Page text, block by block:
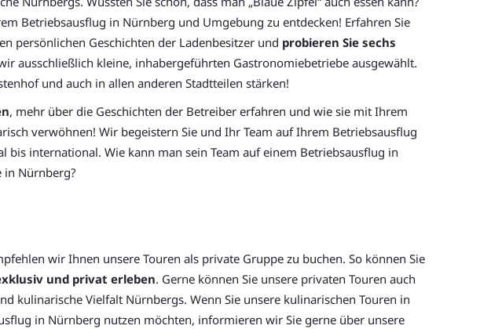
Betriebsausflug in Nürnberg und Umgebung zu entdecken! Erfahren Sie
persönlichen Geschichten der Ladenbesitzer und probieren Sie sechs
ausschließlich kleine, inhabergeführten Gastronomiebetriebe ausgewählt.
und auch in allen anderen Stadtteilen stärken!
, mehr über die Geschichten der Betreiber erfahren und wie sie mit Ihrem
verwöhnen! Wir begeistern Sie und Ihr Team auf Ihrem Betriebsausflug
international. Wie kann man sein Team auf einem Betriebsausflug in
in Nürnberg?
wir Ihnen unsere Touren als private Gruppe zu buchen. So können Sie
und privat erleben. Gerne können Sie unsere privaten Touren auch
kulinarische Vielfalt Nürnbergs. Wenn Sie unsere kulinarischen Touren in
in Nürnberg nutzen möchten, informieren wir Sie gerne über unsere